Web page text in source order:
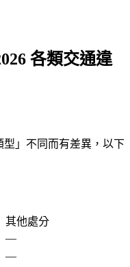
各類交通違
」不同而有差異，以下
其他處分
—
—